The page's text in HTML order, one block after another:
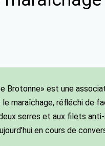
Brotonne» est une
maraîchage, réfléchi de
serres et aux filets
en cours de